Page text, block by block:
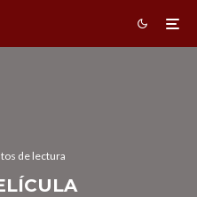
de lectura